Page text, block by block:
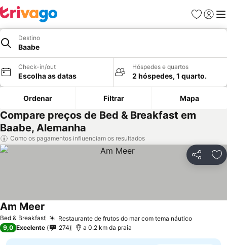
Favoritos
Iniciar
Destino
Baabe
Check-in/out
Escolha as datas
Hóspedes e quartos
2 hóspedes, 1 quarto.
Ordenar Filtrar Mapa
Compare preços de Bed & Breakfast em
Baabe, Alemanha
Como os pagamentos influenciam os resultados
Partilhar
Bed & Breakfast Restaurante de frutos do mar com tema náutico
Am Meer
9,0 Excelente 274 a 0.2 km da praia